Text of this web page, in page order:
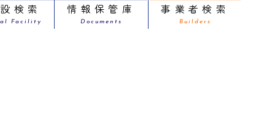
検索
Facility
情報保管庫
Documents
事業者検索
Builders